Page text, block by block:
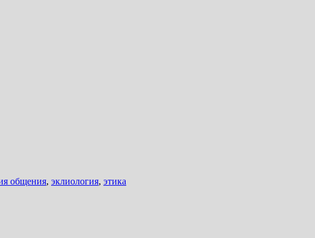
общения, эклиология, этика